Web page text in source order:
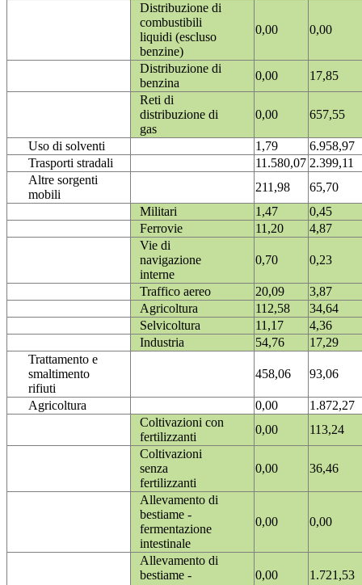
Distribuzione di
combustibili
liquidi (escluso
benzine)
0,00 0,00
Distribuzione di
benzina
0,00
17,85
Reti di
distribuzione di
gas
0,00 657,55
Uso di solventi 1,79
6.958,97
Trasporti stradali
11.580,07 2.399,11
Altre sorgenti
mobili
211,98
65,70
Militari
1,47
0,45
Ferrovie
11,20
4,87
Vie di
navigazione
interne
0,70 0,23
Traffico aereo 20,09
3,87
Agricoltura
112,58
34,64
Selvicoltura
11,17
4,36
Industria
54,76
17,29
Trattamento e
smaltimento
rifiuti
458,06 93,06
Agricoltura 0,00
1.872,27
Coltivazioni con
fertilizzanti
0,00
113,24
Coltivazioni
senza
fertilizzanti
0,00 36,46
Allevamento di
bestiame -
fermentazione
intestinale
0,00 0,00
Allevamento di
bestiame -
0,00 1.721,53